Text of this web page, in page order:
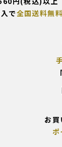
で全国送料無料
お買
ポ